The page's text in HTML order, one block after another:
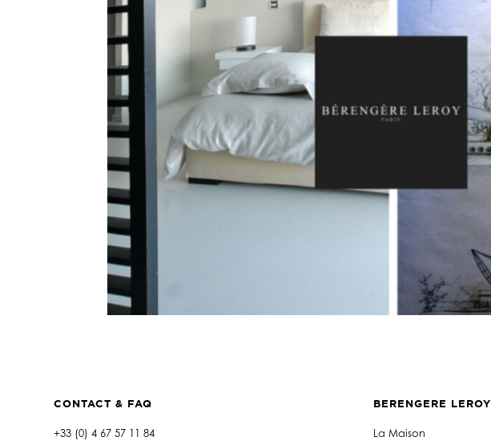
CONTACT & FAQ
+33 (0) 4 67 57 11 84
BERENGERE LEROY
La Maison